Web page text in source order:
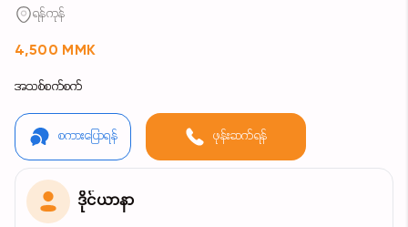
ရန်ကုန်
4,500 MMK
အသစ်စက်စက်
စကားပြောရန် ဖုန်းဆက်ရန်
ဒိုင်ယာနာ